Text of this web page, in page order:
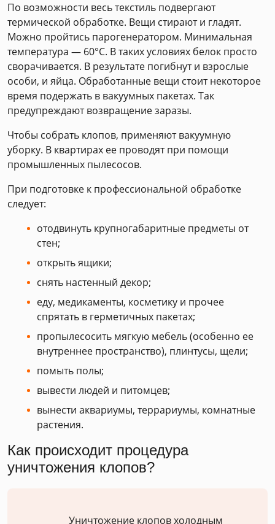
По возможности весь текстиль подвергают
термической обработке. Вещи стирают и гладят.
Можно пройтись парогенератором. Минимальная
температура — 60°C. В таких условиях белок просто
сворачивается. В результате погибнут и взрослые
особи, и яйца. Обработанные вещи стоит некоторое
время подержать в вакуумных пакетах. Так
предупреждают возвращение заразы.
Чтобы собрать клопов, применяют вакуумную
уборку. В квартирах ее проводят при помощи
промышленных пылесосов.
При подготовке к профессиональной обработке
следует:
отодвинуть крупногабаритные предметы от
стен;
открыть ящики;
снять настенный декор;
еду, медикаменты, косметику и прочее
спрятать в герметичных пакетах;
пропылесосить мягкую мебель (особенно ее
внутреннее пространство), плинтусы, щели;
помыть полы;
вывести людей и питомцев;
вынести аквариумы, террариумы, комнатные
растения.
Как происходит процедура
уничтожения клопов?
Уничтожение клопов холодным